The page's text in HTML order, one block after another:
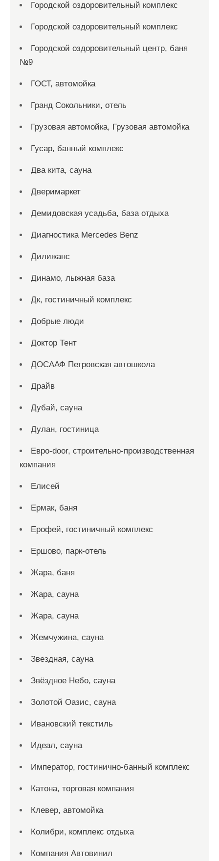
Городской оздоровительный комплекс
Городской оздоровительный комплекс
Городской оздоровительный центр, баня
№9
ГОСТ, автомойка
Гранд Сокольники, отель
Грузовая автомойка, Грузовая автомойка
Гусар, банный комплекс
Два кита, сауна
Дверимаркет
Демидовская усадьба, база отдыха
Диагностика Mercedes Benz
Дилижанс
Динамо, лыжная база
Дк, гостиничный комплекс
Добрые люди
Доктор Тент
ДОСААФ Петровская автошкола
Драйв
Дубай, сауна
Дулан, гостиница
Евро-door, строительно-производственная
компания
Елисей
Ермак, баня
Ерофей, гостиничный комплекс
Ершово, парк-отель
Жара, баня
Жара, сауна
Жара, сауна
Жемчужина, сауна
Звездная, сауна
Звёздное Небо, сауна
Золотой Оазис, сауна
Ивановский текстиль
Идеал, сауна
Император, гостинично-банный комплекс
Катона, торговая компания
Клевер, автомойка
Колибри, комплекс отдыха
Компания Автовинил